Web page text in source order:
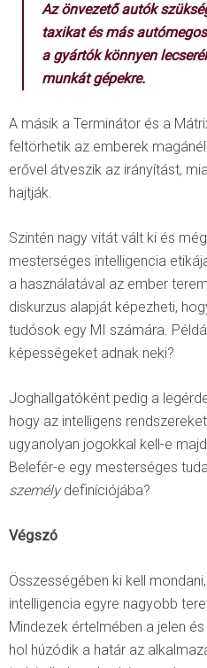
Az önvezető autók
taxikat és más
a gyártók könnyen
munkát gépekre.
A másik a Terminátor és a
feltörhetik az emberek
erővel átveszik az irányítást,
hajtják.
Szintén nagy vitát vált ki és
mesterséges intelligencia
a használatával az ember
diskurzus alapját képezheti,
tudósok egy MI számára.
képességeket adnak neki?
Joghallgatóként pedig a
hogy az intelligens
ugyanolyan jogokkal kell-e
Belefér-e egy mesterséges
személydefiníciójába?
Végszó
Összességében ki kell
intelligencia egyre nagyobb
Mindezek értelmében a jelen
hol húzódik a határ az